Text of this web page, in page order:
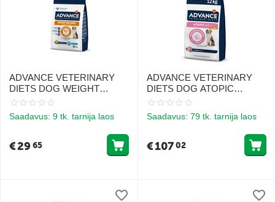
ADVANCE VETERINARY
DIETS DOG WEIGHT
BALANCE 3KG -
KONTROLLIKS
Saadavus: 9 tk. tarnija laos
€2965
ADVANCE VETERINARY
DIETS DOG ATOPIC
RABBIT 12KG - KESKMISE
TÄISKASVANUD
ATOOPILINE DERMATIIT
Saadavus: 79 tk. tarnija laos
€10702